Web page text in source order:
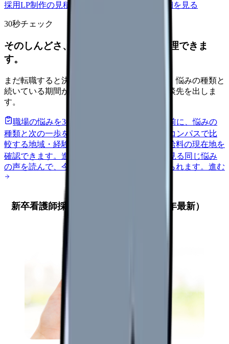
採用LP制作の見積もりを依頼 サービス詳細を見る
30秒チェック
そのしんどさ、転職すべきサインか整理できま
す。
まだ転職すると決めていなくても大丈夫です。悩みの種類と
続いている期間から、次に見るべき記事と相談先を出しま
す。
職場の悩みを30秒で診断
辞めるべきか迷う前に、悩みの
種類と次の一歩を整理します。
給料コンパスで比
較する地域・経験年数・施設形態から、今の給料の現在地を
確認できます。 進む 匿名掲示板で本音を見る 同じ悩み
の声を読んで、今の職場だけの問題か確かめられます。 進む
新卒看護師採用動画の市場相場（2026年最新）